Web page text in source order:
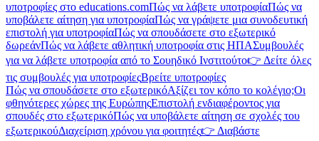
υποτροφίες στο educations.comΠώς να λάβετε υποτροφίαΠώς να
υποβάλετε αίτηση για υποτροφίαΠώς να γράψετε μια συνοδευτική
επιστολή για υποτροφίαΠώς να σπουδάσετε στο εξωτερικό
δωρεάνΠώς να λάβετε αθλητική υποτροφία στις ΗΠΑΣυμβουλές
για να λάβετε υποτροφία από το Σουηδικό Ινστιτούτο👉 Δείτε όλες
τις συμβουλές για υποτροφίεςΒρείτε υποτροφίες
Πώς να σπουδάσετε στο εξωτερικόΑξίζει τον κόπο το κολέγιο;Οι
φθηνότερες χώρες της ΕυρώπηςΕπιστολή ενδιαφέροντος για
σπουδές στο εξωτερικόΠώς να υποβάλετε αίτηση σε σχολές του
εξωτερικούΔιαχείριση χρόνου για φοιτητές👉 Διαβάστε